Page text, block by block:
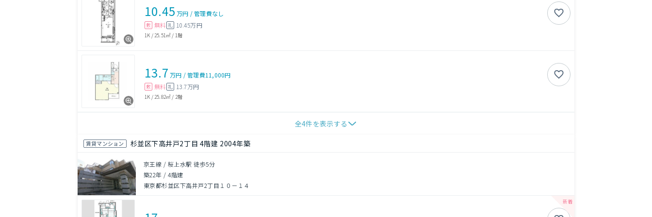
10.45 万円 /管理費なし
敷 無料 礼 10.45万円
1K / 25.51㎡ / 1階
13.7 万円 /管理費11,000円
敷 無料 礼 13.7万円
1K / 25.82㎡ / 2階
全4件を表示する
賃貸マンション 杉並区下高井戸2丁目 4階建 2004年築
京王線 / 桜上水駅 徒歩5分
築22年 /4階建
東京都杉並区下高井戸2丁目１０－１４